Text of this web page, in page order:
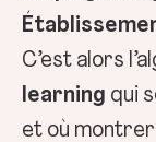
C’est alors
learning qui
et où montrer